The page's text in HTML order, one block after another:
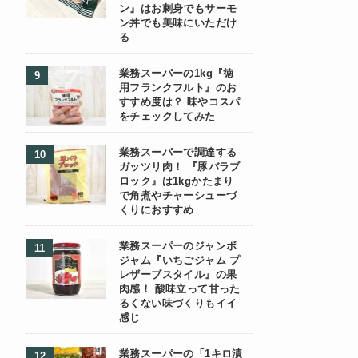
ン』はお刺身でもサーモ
ン丼でも美味にいただけ
る
業務スーパーの1kg『徳
用フランクフルト』のお
すすめ度は？ 味やコスパ
をチェックしてみた
業務スーパーで調達する
ガッツリ肉！ 『豚バラブ
ロック』は1kgかたまり
で角煮やチャーシューづ
くりにおすすめ
業務スーパーのジャンボ
ジャム『いちごジャム プ
レザーブスタイル』の果
肉感！ 酸味立って甘った
るくない味づくりもイイ
感じ
業務スーパーの「1キロ漬